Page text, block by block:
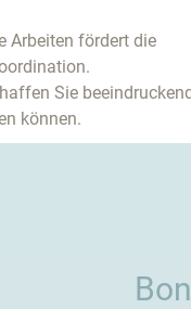
Arbeiten fördert die
Sie
können.